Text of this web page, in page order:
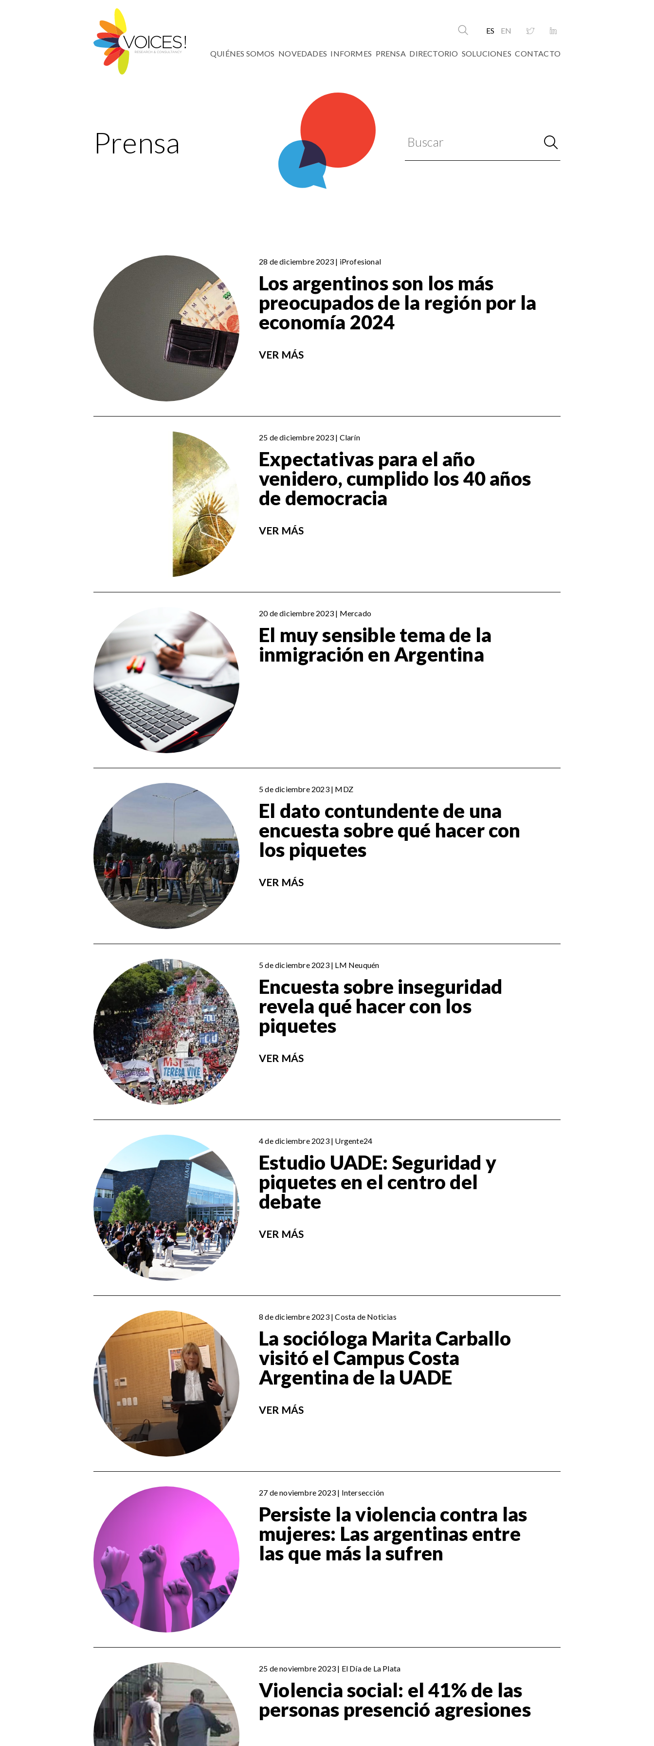
ES EN
QUIÉNES SOMOS NOVEDADES INFORMES PRENSA DIRECTORIO SOLUCIONES CONTACTO
Prensa
28 de diciembre 2023 | iProfesional
Los argentinos son los más
preocupados de la región por la
economía 2024
VER MÁS
25 de diciembre 2023 | Clarín
Expectativas para el año
venidero, cumplido los 40 años
de democracia
VER MÁS
20 de diciembre 2023 | Mercado
El muy sensible tema de la
inmigración en Argentina
5 de diciembre 2023 | MDZ
El dato contundente de una
encuesta sobre qué hacer con
los piquetes
VER MÁS
5 de diciembre 2023 | LM Neuquén
Encuesta sobre inseguridad
revela qué hacer con los
piquetes
VER MÁS
4 de diciembre 2023 | Urgente24
Estudio UADE: Seguridad y
piquetes en el centro del
debate
VER MÁS
8 de diciembre 2023 | Costa de Noticias
La socióloga Marita Carballo
visitó el Campus Costa
Argentina de la UADE
VER MÁS
27 de noviembre 2023 | Intersección
Persiste la violencia contra las
mujeres: Las argentinas entre
las que más la sufren
25 de noviembre 2023 | El Día de La Plata
Violencia social: el 41% de las
personas presenció agresiones